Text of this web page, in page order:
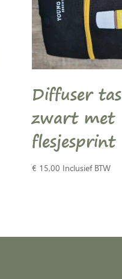
Diffuser tas
zwart met
flesjesprint
€ 15,00 Inclusief BTW